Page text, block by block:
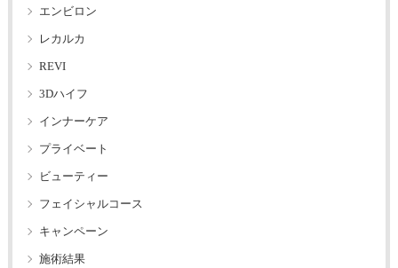
エンビロン
レカルカ
REVI
3Dハイフ
インナーケア
プライベート
ビューティー
フェイシャルコース
キャンペーン
施術結果